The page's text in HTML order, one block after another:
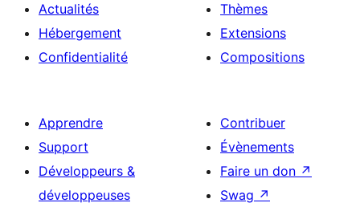
Actualités
Hébergement
Confidentialité
Thèmes
Extensions
Compositions
Apprendre
Support
Développeurs &
développeuses
Contribuer
Évènements
Faire un don ↗
Swag ↗